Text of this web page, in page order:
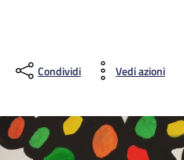
Condividi Vedi azioni